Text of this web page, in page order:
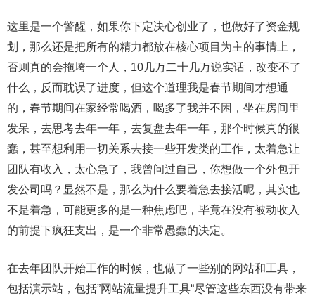
这里是一个警醒，如果你下定决心创业了，也做好了资金规
划，那么还是把所有的精力都放在核心项目为主的事情上，
否则真的会拖垮一个人，10几万二十几万说实话，改变不了
什么，反而耽误了进度，但这个道理我是春节期间才想通
的，春节期间在家经常喝酒，喝多了我并不困，坐在房间里
发呆，去思考去年一年，去复盘去年一年，那个时候真的很
蠢，甚至想利用一切关系去接一些开发类的工作，太着急让
团队有收入，太心急了，我曾问过自己，你想做一个外包开
发公司吗？显然不是，那么为什么要着急去接活呢，其实也
不是着急，可能更多的是一种焦虑吧，毕竟在没有被动收入
的前提下疯狂支出，是一个非常愚蠢的决定。
在去年团队开始工作的时候，也做了一些别的网站和工具，
包括演示站，包括”网站流量提升工具“尽管这些东西没有带来